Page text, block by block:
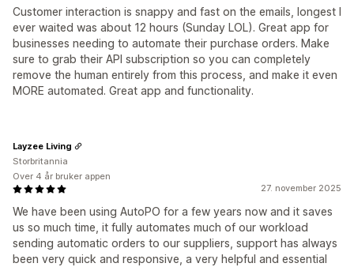
Customer interaction is snappy and fast on the emails, longest I
ever waited was about 12 hours (Sunday LOL). Great app for
businesses needing to automate their purchase orders. Make
sure to grab their API subscription so you can completely
remove the human entirely from this process, and make it even
MORE automated. Great app and functionality.
27. november 2025
We have been using AutoPO for a few years now and it saves
us so much time, it fully automates much of our workload
sending automatic orders to our suppliers, support has always
been very quick and responsive, a very helpful and essential
Layzee Living
Storbritannia
Over 4 år bruker appen